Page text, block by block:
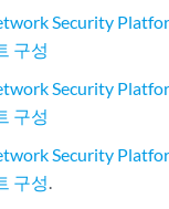
Security
구성
Security
구성
Security
구성.